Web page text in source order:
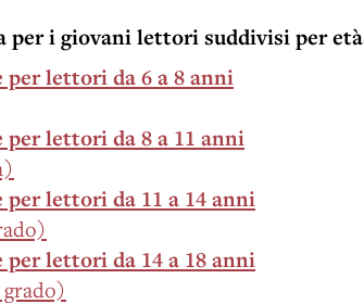
per i giovani lettori suddivisi per età
per lettori da 6 a 8 anni
per lettori da 8 a 11 anni
per lettori da 11 a 14 anni
per lettori da 14 a 18 anni
grado)